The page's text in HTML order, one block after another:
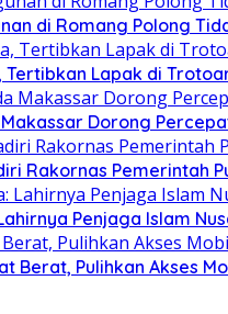
di Romang Polong
Lapak di
Dorong
Rakornas Pemerintah
Penjaga Islam
Berat, Pulihkan Akses